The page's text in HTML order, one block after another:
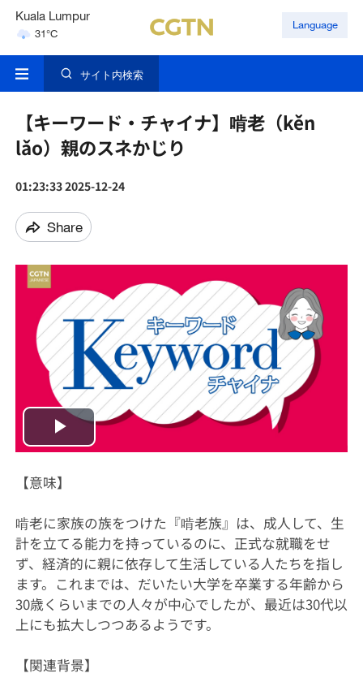
Kuala Lumpur
31°C
Singapore
Language
サイト内検索
【キーワード・チャイナ】啃老（kěn
lǎo）親のスネかじり
01:23:33 2025-12-24
Share
Play
Video
【意味】
啃老に家族の族をつけた『啃老族』は、成人して、生
計を立てる能力を持っているのに、正式な就職をせ
ず、経済的に親に依存して生活している人たちを指し
ます。これまでは、だいたい大学を卒業する年齢から
30歳くらいまでの人々が中心でしたが、最近は30代以
上にも拡大しつつあるようです。
【関連背景】